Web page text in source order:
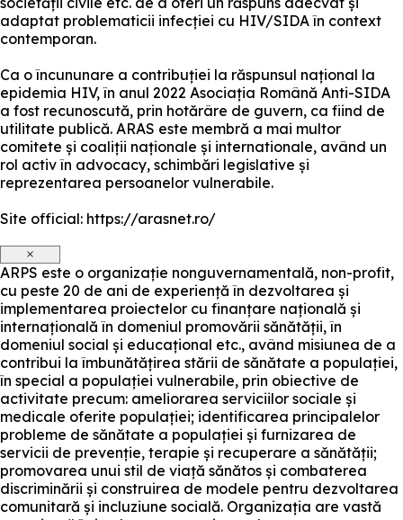
adaptat problematicii infecției cu HIV/SIDA în context
contemporan.
Ca o încununare a contribuției la răspunsul național la
epidemia HIV, în anul 2022 Asociația Română Anti-SIDA
a fost recunoscută, prin hotărâre de guvern, ca fiind de
utilitate publică. ARAS este membră a mai multor
comitete și coaliții naționale și internationale, având un
rol activ în advocacy, schimbări legislative și
reprezentarea persoanelor vulnerabile.
Site official: https://arasnet.ro/
×
ARPS este o organizație nonguvernamentală, non-profit,
cu peste 20 de ani de experiență în dezvoltarea și
implementarea proiectelor cu finanțare națională și
internațională în domeniul promovării sănătății, în
domeniul social și educațional etc., având misiunea de a
contribui la îmbunătățirea stării de sănătate a populației,
în special a populației vulnerabile, prin obiective de
activitate precum: ameliorarea serviciilor sociale și
medicale oferite populației; identificarea principalelor
probleme de sănătate a populației și furnizarea de
servicii de prevenție, terapie și recuperare a sănătății;
promovarea unui stil de viață sănătos și combaterea
discriminării și construirea de modele pentru dezvoltarea
comunitară și incluziune socială. Organizația are vastă